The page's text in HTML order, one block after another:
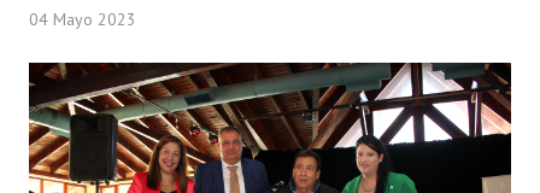
Integrantes del Concejo
Comisiones Permanentes
Comisiones Especiales
Concejales Mandato Cumplido
04 Mayo 2023